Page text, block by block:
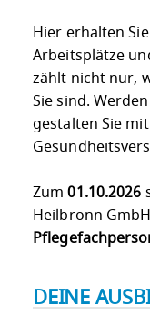
Hier erhalten
Arbeitsplätze
zählt nicht nur,
Sie sind.
gestalten Sie
Zum01.10.2026
Heilbronn
DEINE